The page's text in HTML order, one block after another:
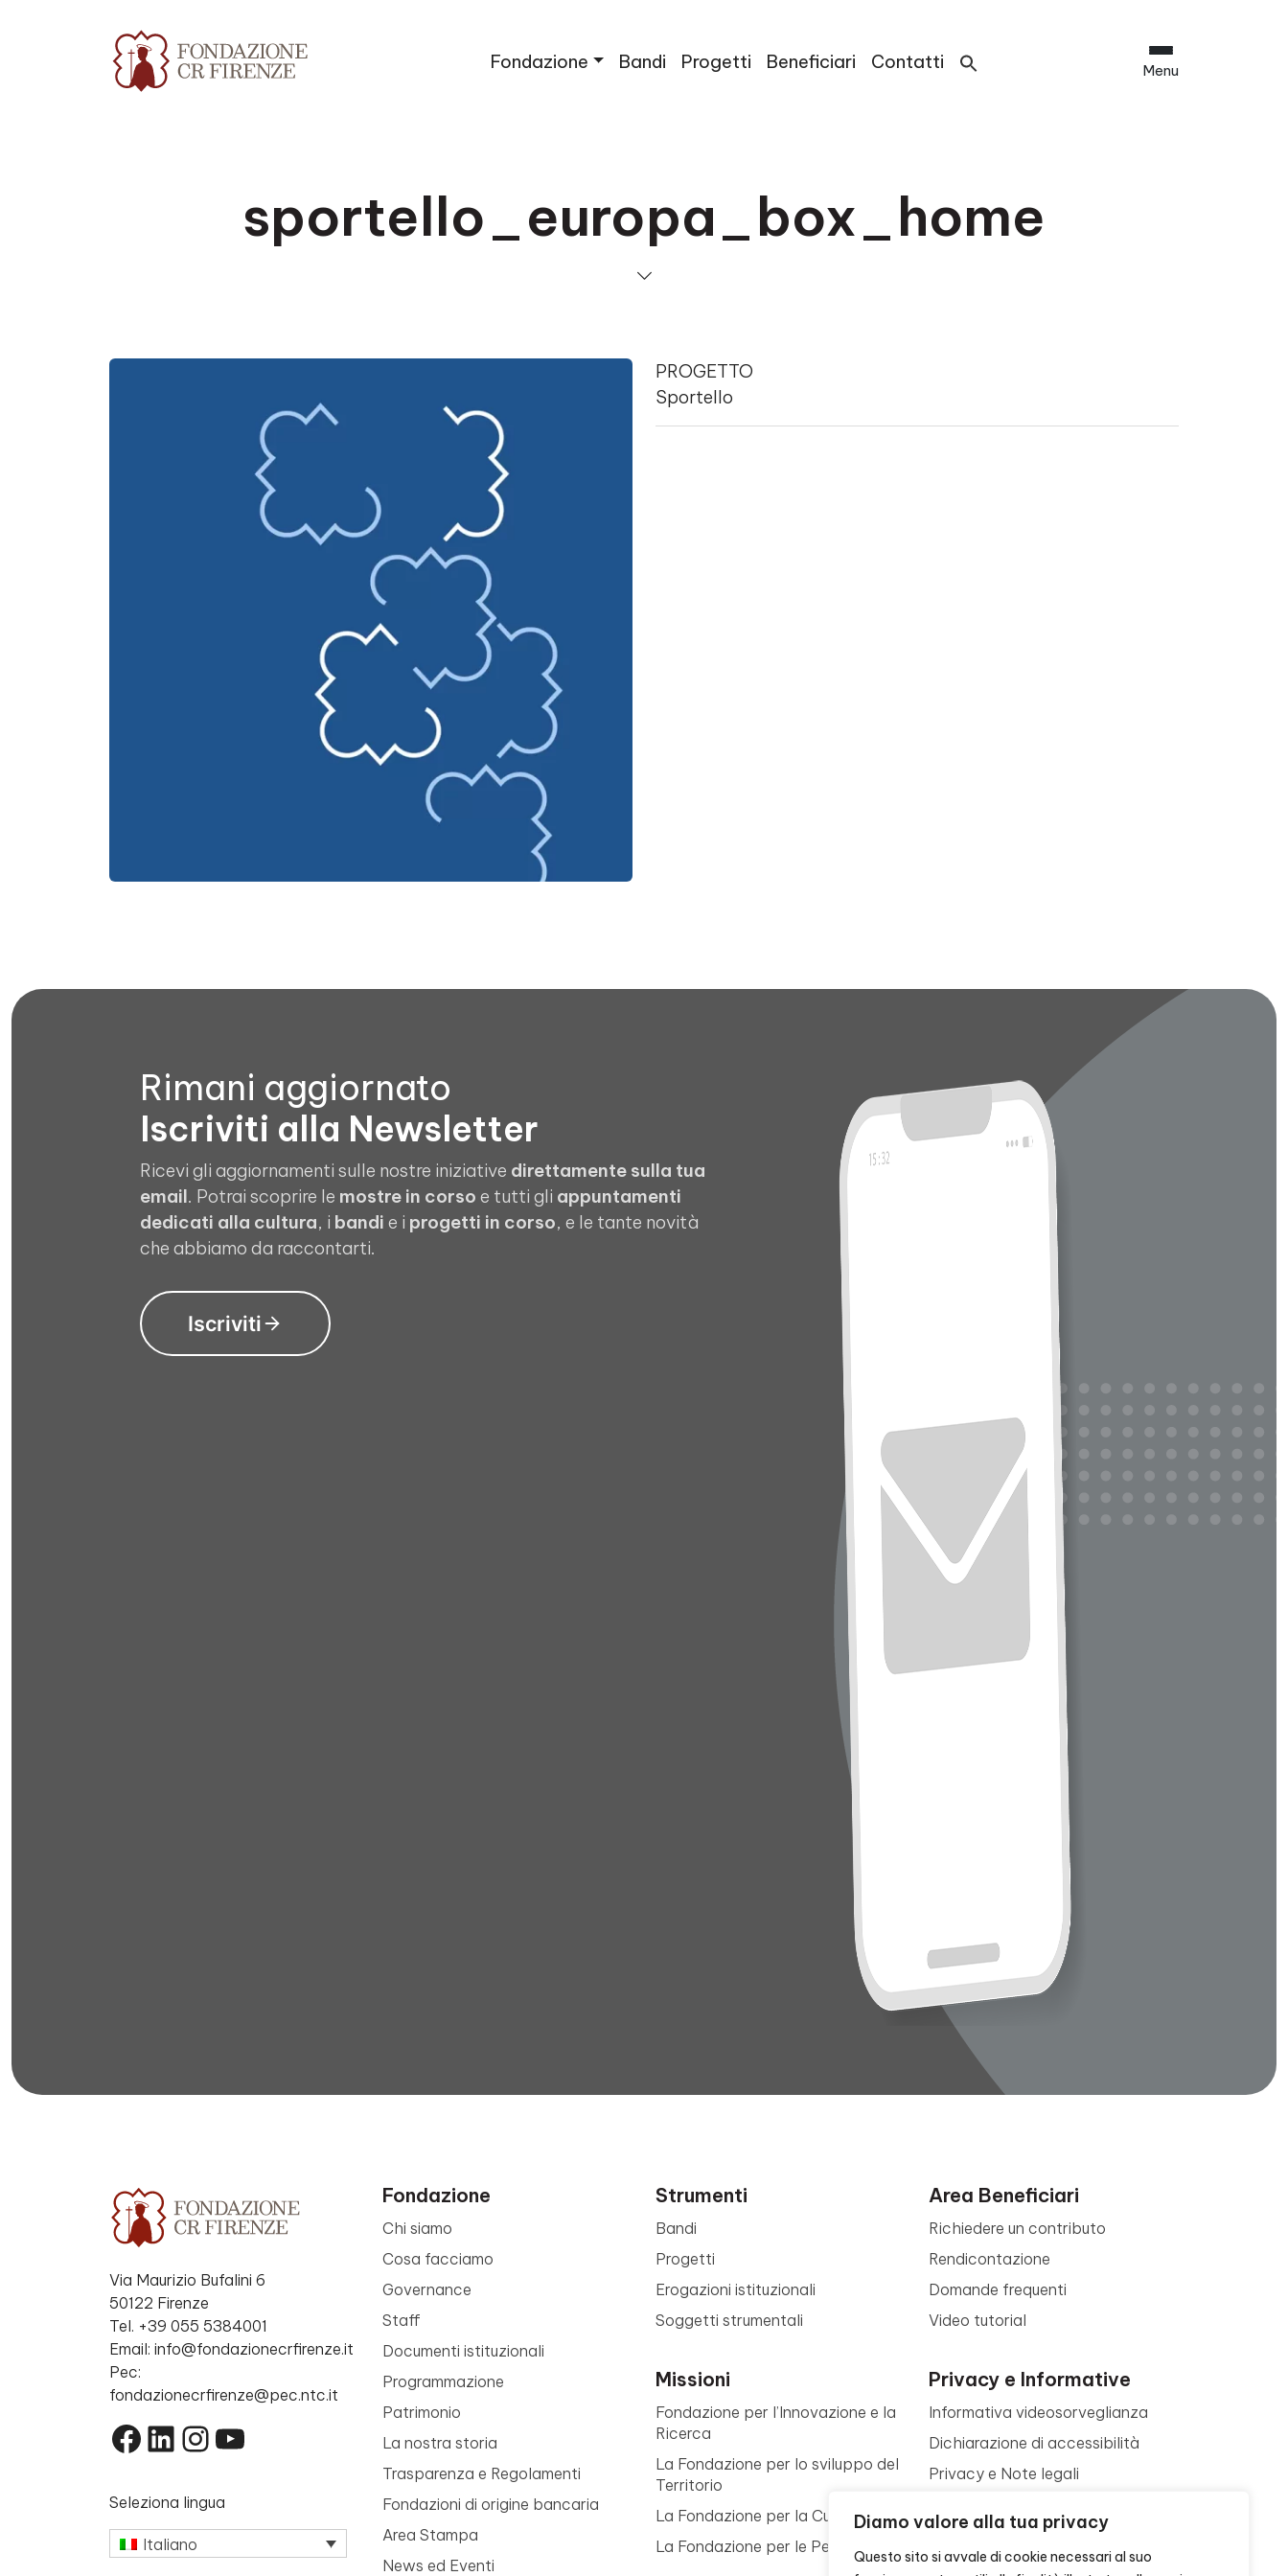
Diamo valore alla tua privacy
Questo sito si avvale di cookie necessari al suo
Fondazione Bandi Progetti Beneficiari Contatti Menu
sportello_europa_box_home
PROGETTO
Sportello
Rimani aggiornato
Iscriviti alla Newsletter
Ricevi gli aggiornamenti sulle nostre iniziative direttamente sulla tua
email. Potrai scoprire le mostre in corso e tutti gli appuntamenti
dedicati alla cultura, i bandi e i progetti in corso, e le tante novità
che abbiamo da raccontarti.
Iscriviti
Via Maurizio Bufalini 6
50122 Firenze
Tel. +39 055 5384001
Email: info@fondazionecrfirenze.it
Pec:
fondazionecrfirenze@pec.ntc.it
Facebook
LinkedIn
Instagram
YouTube
Seleziona lingua
Italiano
Fondazione
Chi siamo
Cosa facciamo
Governance
Staff
Documenti istituzionali
Programmazione
Patrimonio
La nostra storia
Trasparenza e Regolamenti
Fondazioni di origine bancaria
Area Stampa
News ed Eventi
Strumenti
Bandi
Progetti
Erogazioni istituzionali
Soggetti strumentali
Missioni
Fondazione per l’Innovazione e la
Ricerca
La Fondazione per lo sviluppo del
Territorio
La Fondazione per la Cultura
La Fondazione per le Persone
Area Beneficiari
Richiedere un contributo
Rendicontazione
Domande frequenti
Video tutorial
Privacy e Informative
Informativa videosorveglianza
Dichiarazione di accessibilità
Privacy e Note legali
Contattaci